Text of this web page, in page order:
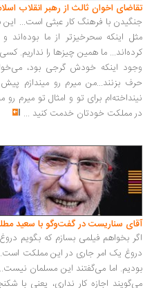
اخوان ثالث از رهبر انقلاب اسلامی
با فرهنگ کار عبثی است... این برادران
اینکه سحرخیزتر از ما بوده‌اند و
ما همین چیزها را نداریم. کسی نداریم
اینکه خودش گرجی بود، می‌خواست
بزنند...من میرم رو میندازم پیش آقای
برای تو و امثال تو میرم رو
مملکت خودتان خدمت کنید...
سناریست در گفت‌وگو با سعید مطلبی
بخواهم فیلمی بسازم که بگویم دروغ
یک امر جاری در این مملکت است. قبحش
اما می‌گفتند این مسلمان نیست...
اجازه کار نداری، یعنی با شکنجه